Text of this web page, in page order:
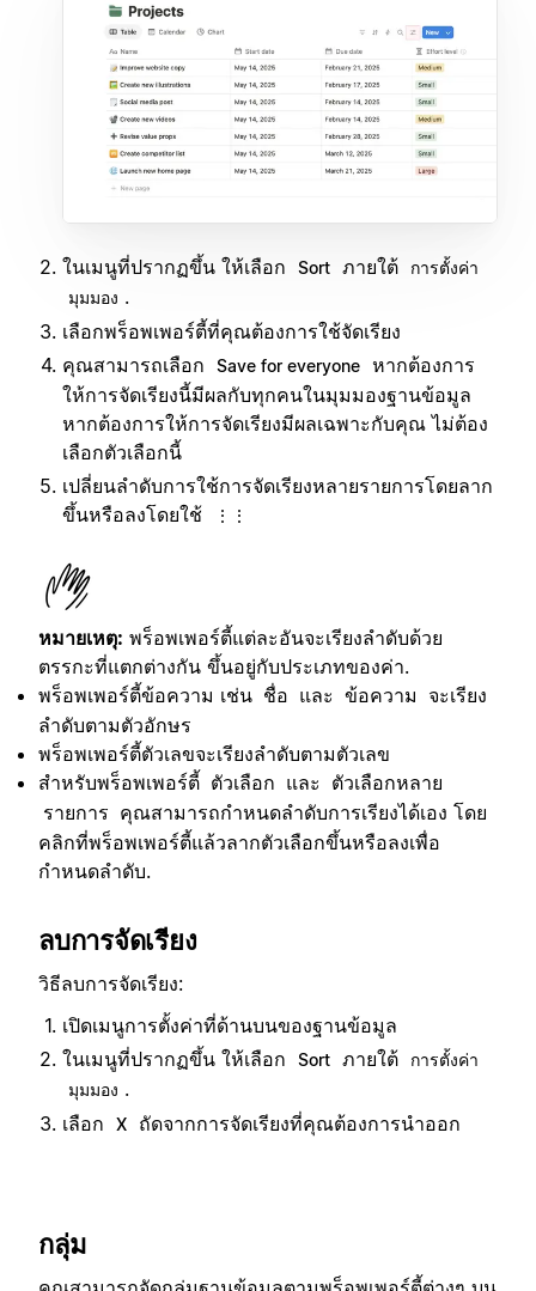
ในเมนูที่ปรากฏขึ้น ให้เลือก Sort ภายใต้
การตั้งค่า
มุมมอง .
เลือกพร็อพเพอร์ตี้ที่คุณต้องการใช้จัดเรียง
คุณสามารถเลือก
Save for everyone หากต้องการ
ให้การจัดเรียงนี้มีผลกับทุกคนในมุมมองฐานข้อมูล
หากต้องการให้การจัดเรียงมีผลเฉพาะกับคุณ ไม่ต้อง
เลือกตัวเลือกนี้
เปลี่ยนลำดับการใช้การจัดเรียงหลายรายการโดยลาก
ขึ้นหรือลงโดยใช้
⋮⋮
หมายเหตุ: พร็อพเพอร์ตี้แต่ละอันจะเรียงลำดับด้วย
ตรรกะที่แตกต่างกัน ขึ้นอยู่กับประเภทของค่า.
พร็อพเพอร์ตี้ข้อความ เช่น ชื่อ และ ข้อความ
จะเรียง
ลำดับตามตัวอักษร
พร็อพเพอร์ตี้ตัวเลขจะเรียงลำดับตามตัวเลข
สำหรับพร็อพเพอร์ตี้ ตัวเลือก และ
ตัวเลือกหลาย
รายการ คุณสามารถกำหนดลำดับการเรียงได้เอง โดย
คลิกที่พร็อพเพอร์ตี้แล้วลากตัวเลือกขึ้นหรือลงเพื่อ
กำหนดลำดับ.
ลบการจัดเรียง
วิธีลบการจัดเรียง:
เปิดเมนูการตั้งค่าที่ด้านบนของฐานข้อมูล
ในเมนูที่ปรากฏขึ้น ให้เลือก
Sort ภายใต้
การตั้งค่า
มุมมอง .
เลือก
X ถัดจากการจัดเรียงที่คุณต้องการนำออก
กลุ่ม